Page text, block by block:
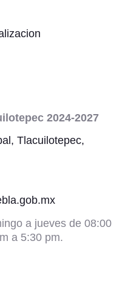
2024-2027
Tlacuilotepec,
a jueves de 08:00
a 5:30 pm.